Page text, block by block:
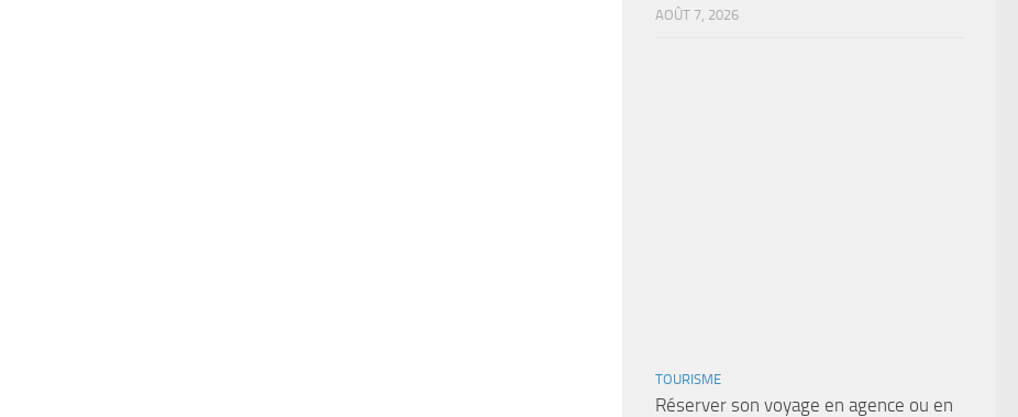
AOÛT 7, 2026
TOURISME
Réserver son voyage en agence ou en